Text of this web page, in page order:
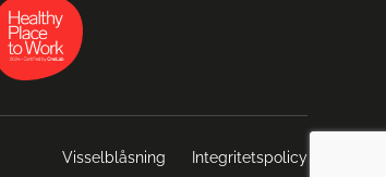
Visselblåsning Integritetspolicy